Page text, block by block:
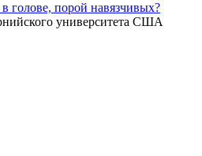
голове, порой навязчивых?
университета США